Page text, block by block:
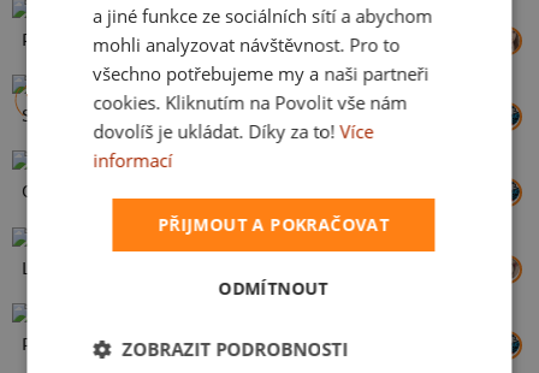
Pivní horoskop: Rak Splávek
POTISK
TÝDNE
Spotřeba 7 na 100 Pivoton
Chlast minute
Lahváč a syn
Pivní oltář Piviště
a jiné funkce ze sociálních sítí a abychom
mohli analyzovat návštěvnost. Pro to
všechno potřebujeme my a naši partneři
cookies. Kliknutím na Povolit vše nám
dovolíš je ukládat. Díky za to! Více
informací
PŘIJMOUT A POKRAČOVAT
ODMÍTNOUT
ZOBRAZIT PODROBNOSTI